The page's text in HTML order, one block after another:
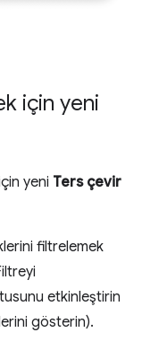
için yeni
yeni Ters çevir
filtrelemek
etkinleştirin
gösterin).